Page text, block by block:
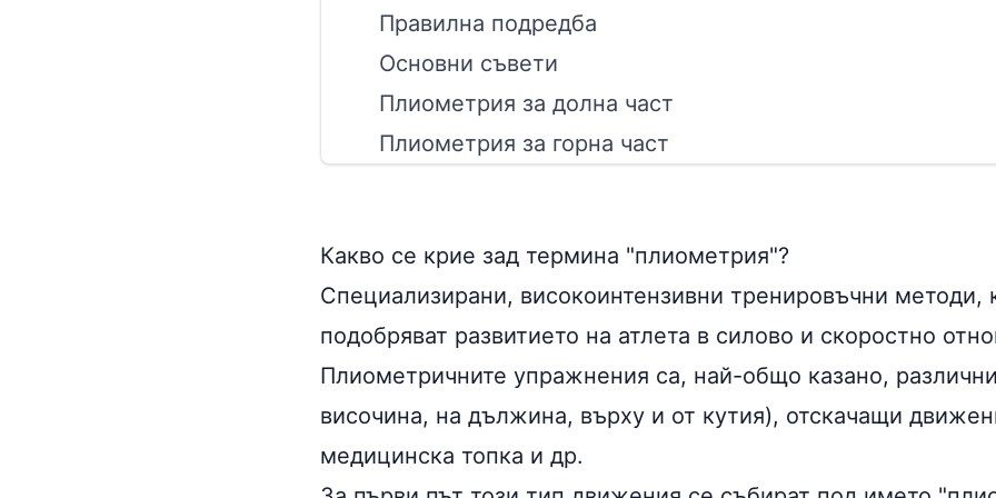
Правилна подредба
Основни съвети
Плиометрия за долна част
Плиометрия за горна част
Какво се крие зад термина "плиометрия"?
Специализирани, високоинтензивни тренировъчни методи,
подобряват развитието на атлета в силово и скоростно
Плиометричните упражнения са, най-общо казано,
височина, на дължина, върху и от кутия), отскачащи
медицинска топка и др.